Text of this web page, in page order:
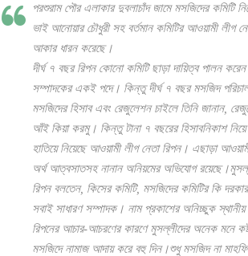
পরশুরাম পৌর এলাকার দুবলাচাঁদ জামে মসজিদের কমিটি
ভাই আনোয়ার চৌধুরী সহ বর্তমান কমিটির আওয়ামী লীগ
আকার ধারন করেছে।
দীর্ঘ ৭ বছর রিপন কোনো কমিটি ছাড়া দায়িত্ব পালন
সম্পাদকের একই পদে। কিন্তু দীর্ঘ ৭ বছর মসজিদ
মসজিদের হিসাব এবং রেজুলেশন চাইলে তিনি জানান,
আঁই কিয়া করমু। কিন্তু টানা ৭ বছরের হিসাবনিকাশ
হাতিয়ে নিয়েছে আওয়ামী লীগ নেতা রিপন। এছাড়া
অর্থ আত্বসাতসহ নানান অনিয়মের অভিযোগ
রিপন বলতেন, কিসের কমিটি, মসজিদের কমিটির কি
সবাই সাধারণ সম্পাদক। নাম প্রকাশের অনিচ্ছুক
রিপনের আচার-আচরণের কারণে মুসল্লীদের অনেক মনে
মসজিদে নামাজ আদায় করে বহু দিন।শুধু মসজিদ না